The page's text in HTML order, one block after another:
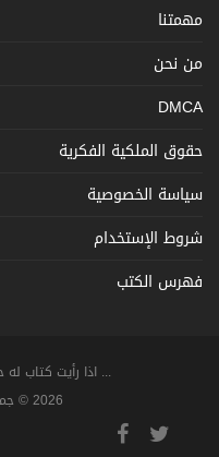
مهمتنا
من نحن
DMCA
حقوق الملكية الفكرية
سياسة الخصوصية
شروط الإستخدام
فهرس الكتب
... اذا رأيت كتاب
2026 © جميع الحقوق محفوظة